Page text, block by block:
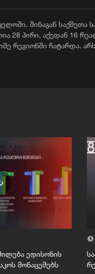
შინაგანსაქმეთა
28 პირი, აქედან 16
რეგიონში ჩატარდა.
ედისონის
მონაცემებს